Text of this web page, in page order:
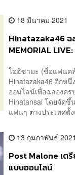
18 มีนาคม 2021
Hinatazaka46 ฉ
MEMORIAL
โอฮิซามะ (ชื่อแฟนค
Hinatazaka46 อีกห
ออนไลน์เพื่อฉลองคร
Hinatansai โดยจัด
แฟนๆ ต่างประเทศตั้
13 กุมภาพันธ์ 2021
Post Malone เต
แบบออนไลน์